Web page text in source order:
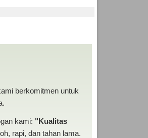
berkomitmen untuk
kami: "Kualitas
rapi, dan tahan lama.